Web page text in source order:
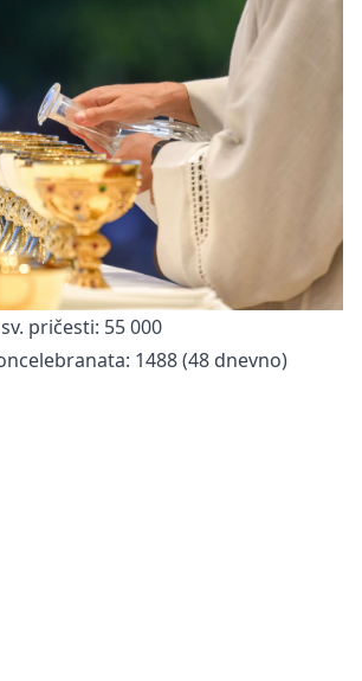
pričesti: 55 000
1488 (48 dnevno)